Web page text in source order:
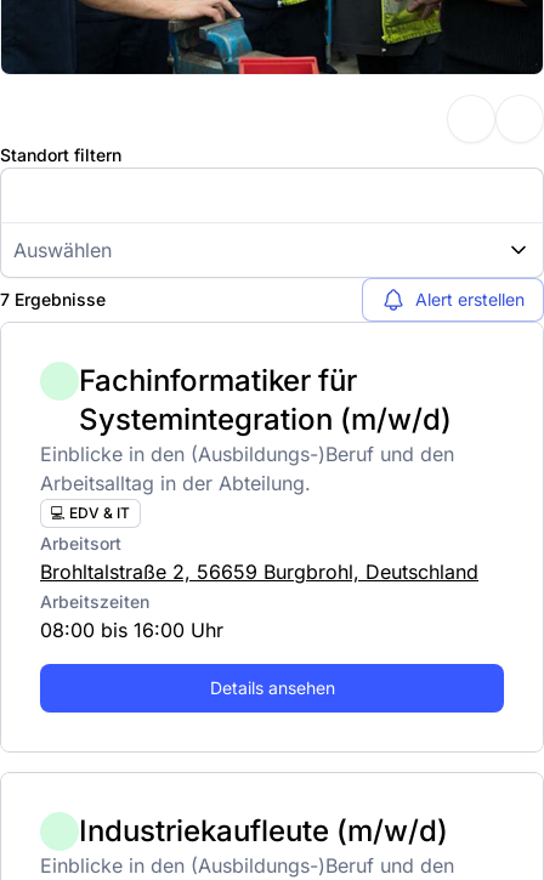
Standort filtern
Auswählen
7 Ergebnisse Alert erstellen
Fachinformatiker für
Systemintegration (m/w/d)
Einblicke in den (Ausbildungs-)Beruf und den
Arbeitsalltag in der Abteilung.
💻 EDV & IT
Arbeitsort
Brohltalstraße 2, 56659 Burgbrohl, Deutschland
Arbeitszeiten
08:00 bis 16:00 Uhr
Details ansehen
Industriekaufleute (m/w/d)
Einblicke in den (Ausbildungs-)Beruf und den